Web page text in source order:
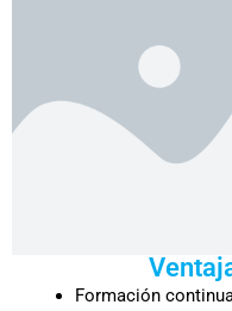
Formación